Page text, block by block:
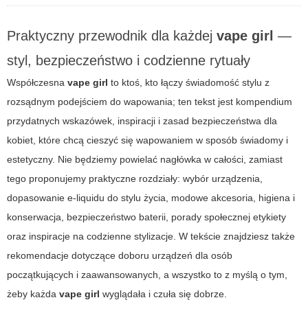
Praktyczny przewodnik dla każdej vape girl —
styl, bezpieczeństwo i codzienne rytuały
Współczesna vape girl to ktoś, kto łączy świadomość stylu z
rozsądnym podejściem do wapowania; ten tekst jest kompendium
przydatnych wskazówek, inspiracji i zasad bezpieczeństwa dla
kobiet, które chcą cieszyć się wapowaniem w sposób świadomy i
estetyczny. Nie będziemy powielać nagłówka w całości, zamiast
tego proponujemy praktyczne rozdziały: wybór urządzenia,
dopasowanie e-liquidu do stylu życia, modowe akcesoria, higiena i
konserwacja, bezpieczeństwo baterii, porady społecznej etykiety
oraz inspiracje na codzienne stylizacje. W tekście znajdziesz także
rekomendacje dotyczące doboru urządzeń dla osób
początkujących i zaawansowanych, a wszystko to z myślą o tym,
żeby każda vape girl wyglądała i czuła się dobrze.